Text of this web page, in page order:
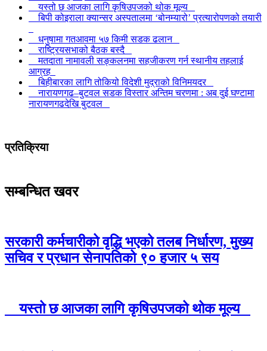
यस्तो छ आजका लागि कृषिउपजको थोक मूल्य
बिपी कोइराला क्यान्सर अस्पतालमा ‘बोनम्यारो’ प्रत्यारोपणको तयारी
धनुषामा गतआवमा ५७ किमी सडक ढलान
राष्ट्रियसभाको बैठक बस्दै
मतदाता नामावली सङ्कलनमा सहजीकरण गर्न स्थानीय तहलाई
आग्रह
बिहीबारका लागि तोकियो विदेशी मुद्राको विनिमयदर
नारायणगढ–बुटवल सडक विस्तार अन्तिम चरणमा : अब दुई घण्टामा
नारायणगढदेखि बुटवल
प्रतिक्रिया
सम्बन्धित खवर
सरकारी कर्मचारीको वृद्धि भएको तलब निर्धारण, मुख्य
सचिव र प्रधान सेनापतिको ९० हजार ५ सय
यस्तो छ आजका लागि कृषिउपजको थोक मूल्य